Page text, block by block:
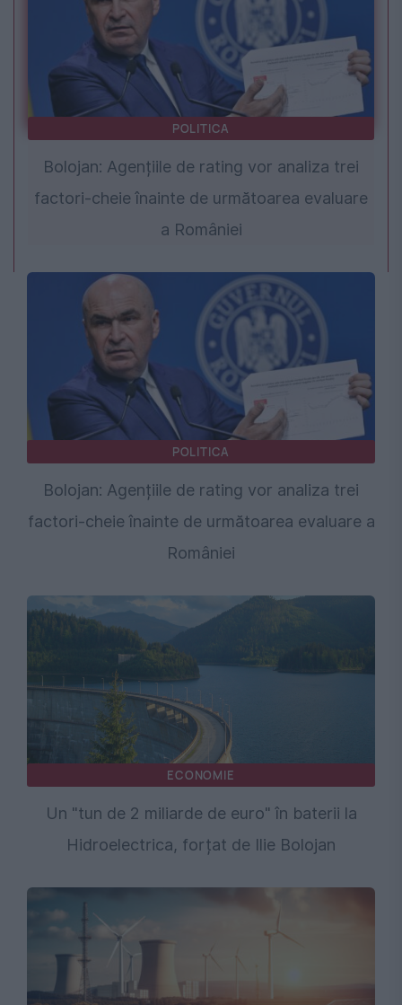
POLITICA
Bolojan: Agențiile de rating vor analiza trei
factori-cheie înainte de următoarea evaluare
a României
POLITICA
Bolojan: Agențiile de rating vor analiza trei
factori-cheie înainte de următoarea evaluare a
României
ECONOMIE
Un "tun de 2 miliarde de euro" în baterii la
Hidroelectrica, forțat de Ilie Bolojan